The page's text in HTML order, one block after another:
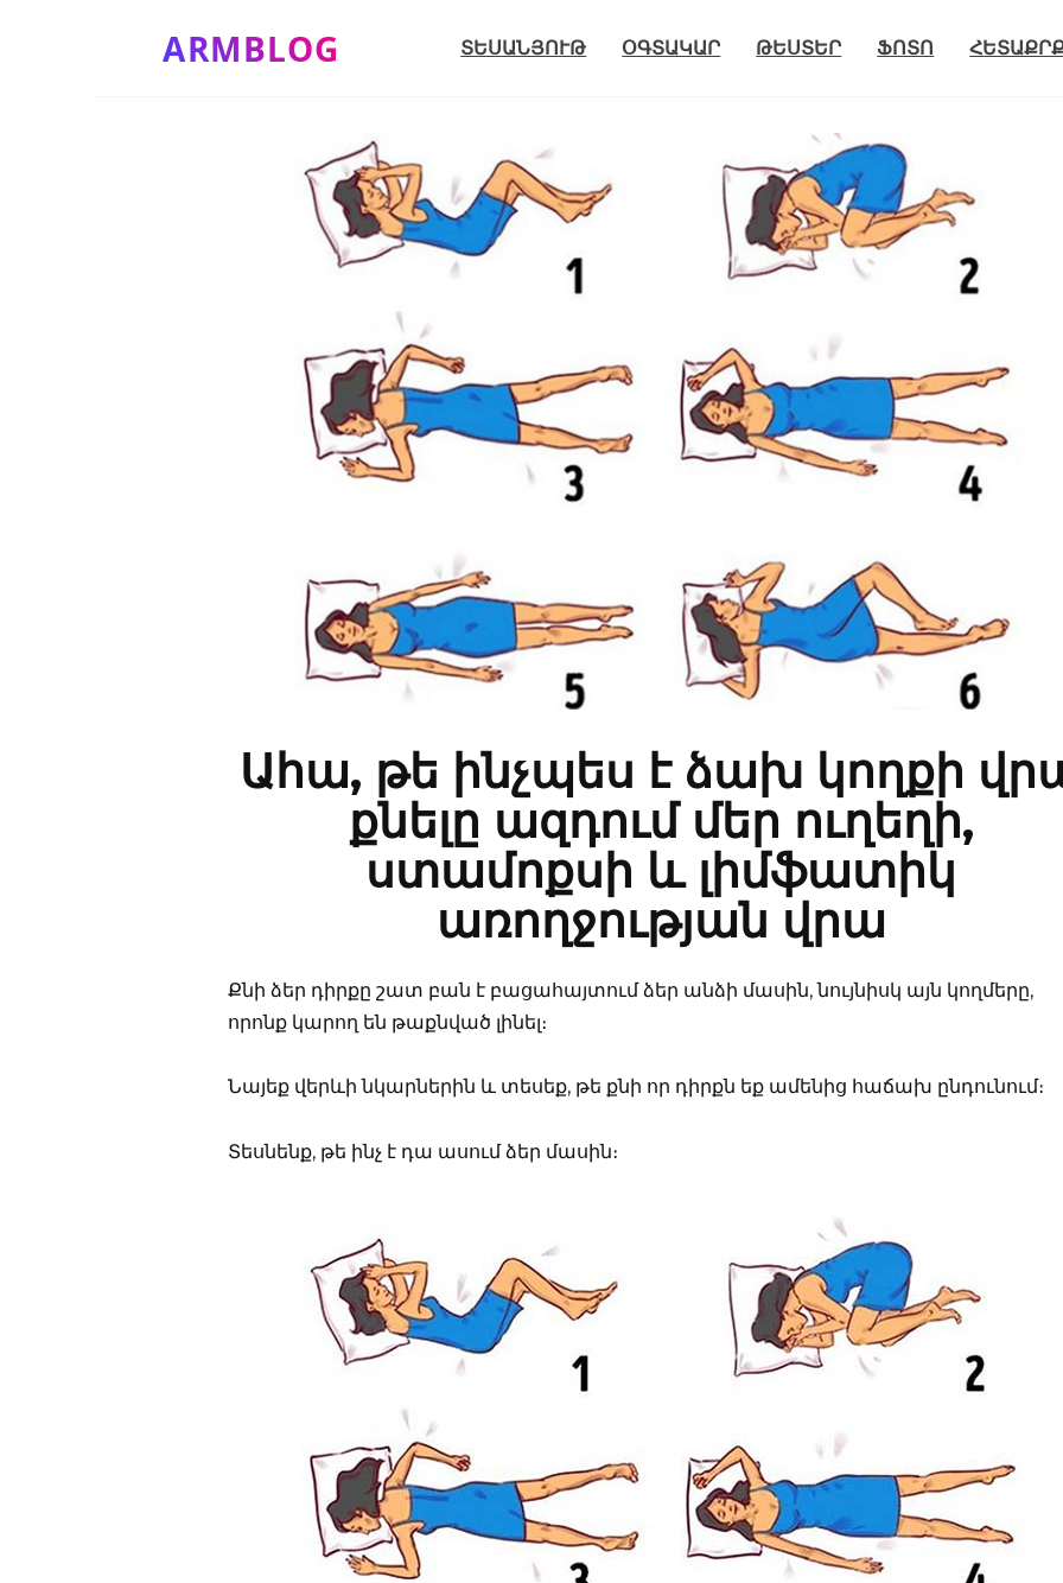
ARMBLOG ՏԵՍԱՆՅՈՒԹ ՕԳՏԱԿԱՐ ԹԵՍՏԵՐ ՖՈՏՈ
Ահա, թե ինչպես է ձախ կողքի
քնելը ազդում մեր ուղեղի,
ստամոքսի և լիմֆատիկ
առողջության վրա
Քնի ձեր դիրքը շատ բան է բացահայտում ձեր անձի մասին, նույնիսկ այն կողմերը,
որոնք կարող են թաքնված լինել։
Նայեք վերևի նկարներին և տեսեք, թե քնի որ դիրքն եք ամենից հաճախ ընդունում։
Տեսնենք, թե ինչ է դա ասում ձեր մասին։